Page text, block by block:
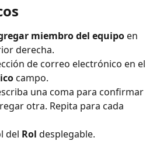
miembro del equipo en
derecha.
de correo electrónico en el
campo.
una coma para confirmar
otra. Repita para cada
del Rol desplegable.